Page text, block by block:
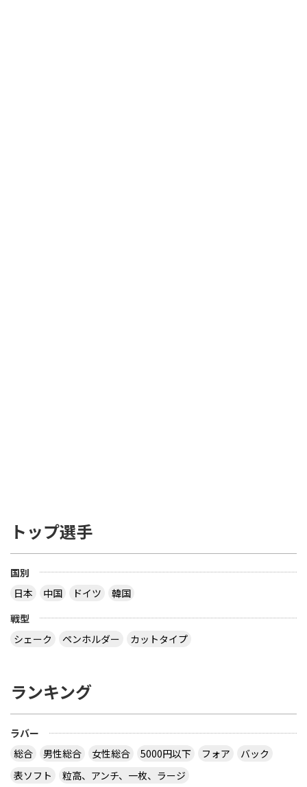
トップ選手
国別
日本
中国 ドイツ
韓国
戦型
シェーク
ペンホルダー カットタイプ
ランキング
ラバー
総合
男性総合 女性総合 5000円以下 フォア
バック
表ソフト
粒高、アンチ、一枚、ラージ